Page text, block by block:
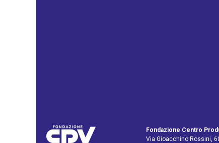
Fondazione Centro
Via Gioacchino Rossini,